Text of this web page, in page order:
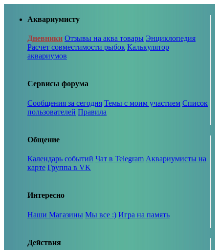
Аквариумисту
Дневники Отзывы на аква товары Энциклопедия
Расчет совместимости рыбок Калькулятор
аквариумов
Сервисы форума
Сообщения за сегодня Темы с моим участием Список
пользователей Правила
Общение
Календарь событий Чат в Telegram Аквариумисты на
карте Группа в VK
Интересно
Наши Магазины Мы все :) Игра на память
Действия